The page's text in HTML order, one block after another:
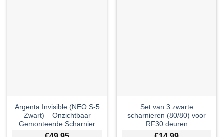
Argenta Invisible (NEO S-5
Zwart) – Onzichtbaar
Gemonteerde Scharnier
Set van 3 zwarte
scharnieren (80/80) voor
RF30 deuren